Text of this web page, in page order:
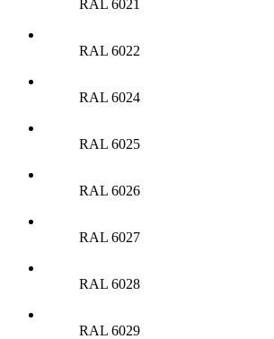
RAL 6021
RAL 6022
RAL 6024
RAL 6025
RAL 6026
RAL 6027
RAL 6028
RAL 6029